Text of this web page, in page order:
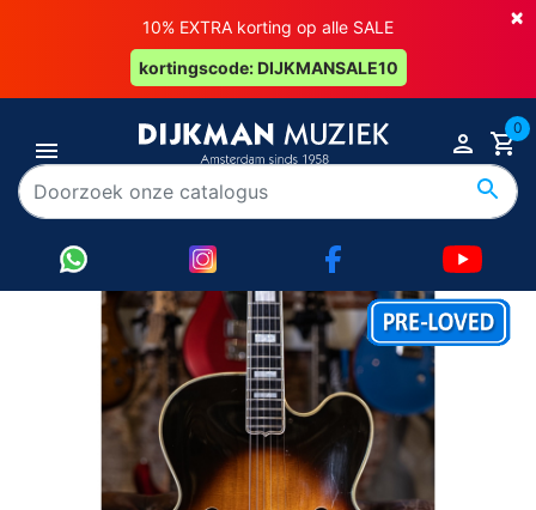
×
10% EXTRA korting op alle SALE
kortingscode: DIJKMANSALE10
0